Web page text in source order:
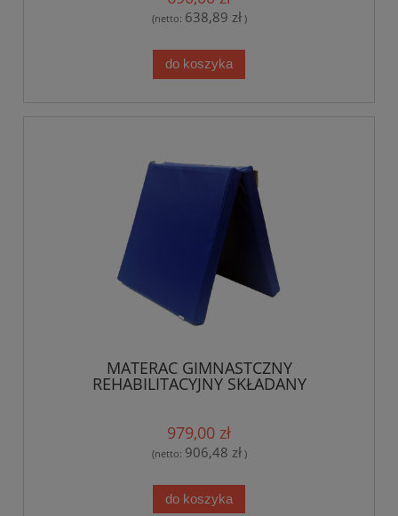
(netto: 638,89 zł)
do koszyka
MATERAC GIMNASTCZNY
REHABILITACYJNY SKŁADANY
200X120X20 CM
979,00 zł
(netto: 906,48 zł)
do koszyka